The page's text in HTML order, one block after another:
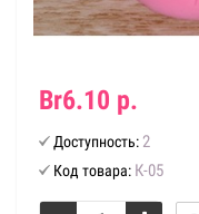
Br6.10 р.
Доступность: 2
Код товара: К-05